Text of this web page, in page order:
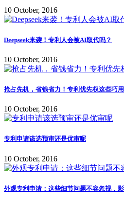
10 October, 2016
Deepseek来袭！专利人会被AI取代吗？
10 October, 2016
抢占先机，省钱省力！专利优先权这些巧
10 October, 2016
专利申请该选预审还是优审呢
10 October, 2016
外观专利申请：这些细节问题不容忽视，